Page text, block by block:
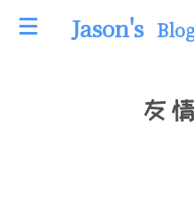
Jason's
友